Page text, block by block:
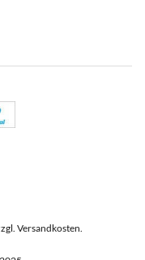
Versandkosten.